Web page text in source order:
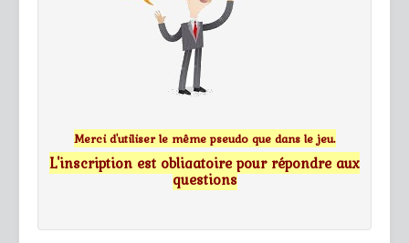
Merci d'utiliser le même pseudo que dans le jeu.
L'inscription est obligatoire pour répondre aux
questions